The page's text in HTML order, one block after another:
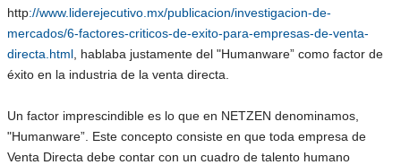
http://www.liderejecutivo.mx/publicacion/investigacion-de-
mercados/6-factores-criticos-de-exito-para-empresas-de-venta-
directa.html , hablaba justamente del "Humanware” como factor de
éxito en la industria de la venta directa.
Un factor imprescindible es lo que en NETZEN denominamos,
"Humanware”. Este concepto consiste en que toda empresa de
Venta Directa debe contar con un cuadro de talento humano